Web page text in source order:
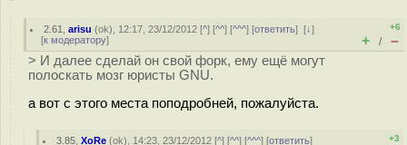
2.61 ,arisu (ok), 12:17, 23/12/2012 [^] [^^] [^^^] [ответить][↓]
[к модератору]
+6
+ / –
> И далее сделай он свой форк, ему ещё могут
полоскать мозг юристы GNU.
а вот с этого места поподробней, пожалуйста.
3.85 ,XoRe (ok), 14:23, 23/12/2012 [^] [^^] [^^^] [ответить] +3